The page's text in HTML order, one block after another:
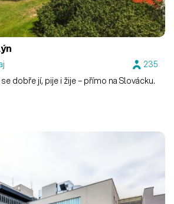
235
dobře jí, pije i žije – přímo na Slovácku.